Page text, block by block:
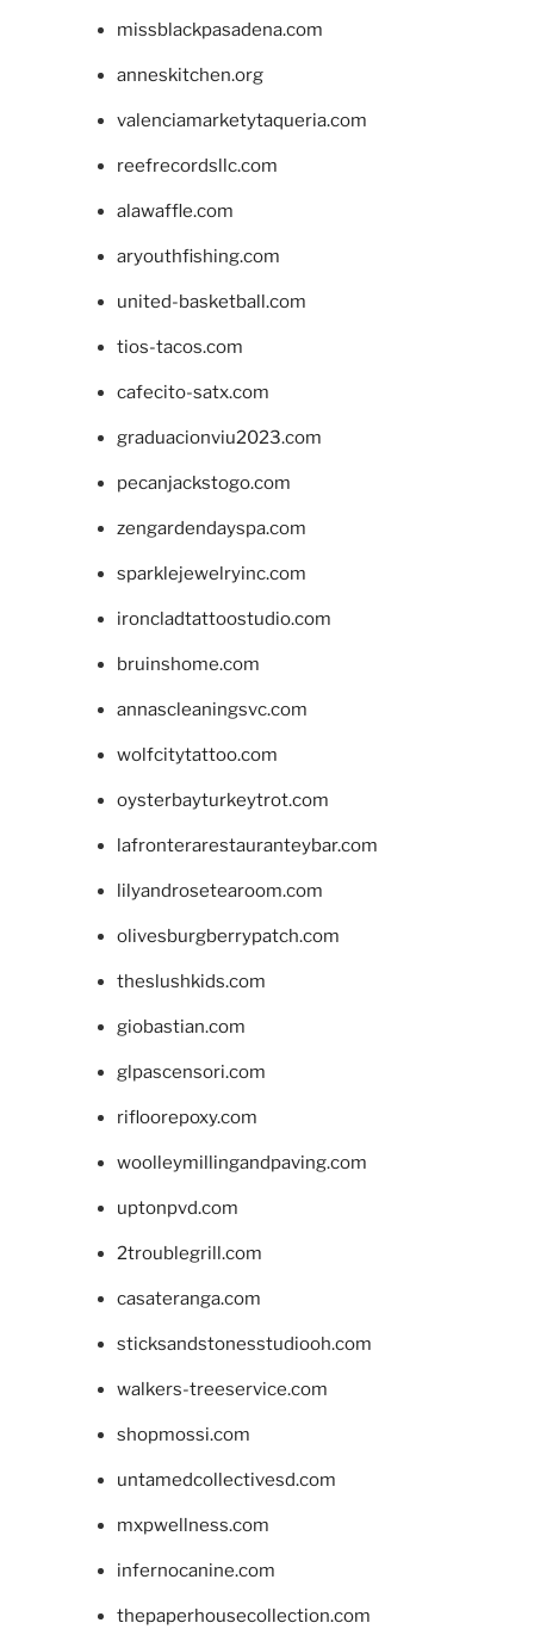
missblackpasadena.com
anneskitchen.org
valenciamarketytaqueria.com
reefrecordsllc.com
alawaffle.com
aryouthfishing.com
united-basketball.com
tios-tacos.com
cafecito-satx.com
graduacionviu2023.com
pecanjackstogo.com
zengardendayspa.com
sparklejewelryinc.com
ironcladtattoostudio.com
bruinshome.com
annascleaningsvc.com
wolfcitytattoo.com
oysterbayturkeytrot.com
lafronterarestauranteybar.com
lilyandrosetearoom.com
olivesburgberrypatch.com
theslushkids.com
giobastian.com
glpascensori.com
rifloorepoxy.com
woolleymillingandpaving.com
uptonpvd.com
2troublegrill.com
casateranga.com
sticksandstonesstudiooh.com
walkers-treeservice.com
shopmossi.com
untamedcollectivesd.com
mxpwellness.com
infernocanine.com
thepaperhousecollection.com